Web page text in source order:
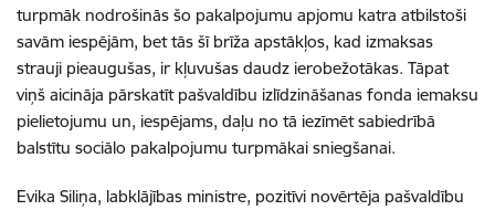
turpmāk nodrošinās šo pakalpojumu apjomu katra atbilstoši
savām iespējām, bet tās šī brīža apstākļos, kad izmaksas
strauji pieaugušas, ir kļuvušas daudz ierobežotākas. Tāpat
viņš aicināja pārskatīt pašvaldību izlīdzināšanas fonda iemaksu
pielietojumu un, iespējams, daļu no tā iezīmēt sabiedrībā
balstītu sociālo pakalpojumu turpmākai sniegšanai.
Evika Siliņa, labklājības ministre, pozitīvi novērtēja pašvaldību